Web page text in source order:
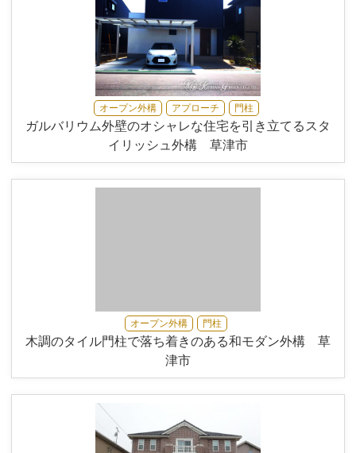
オープン外構 アプローチ 門柱
ガルバリウム外壁のオシャレな住宅を引き立てるスタ
イリッシュ外構 草津市
オープン外構 門柱
木調のタイル門柱で落ち着きのある和モダン外構 草
津市